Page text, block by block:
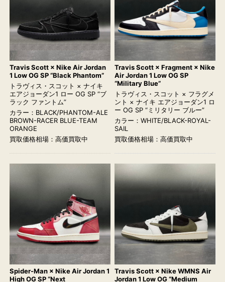
Travis Scott × Nike Air Jordan
1 Low OG SP “Black Phantom”
トラヴィス・スコット × ナイキ
エアジョーダン1 ロー OG SP “ブ
ラック ファントム”
カラー：BLACK/PHANTOM-ALE
BROWN-RACER BLUE-TEAM
ORANGE
買取価格相場：高価買取中
Travis Scott × Fragment × Nike
Air Jordan 1 Low OG SP
“Military Blue”
トラヴィス・スコット × フラグメ
ント × ナイキ エアジョーダン1 ロ
ー OG SP “ミリタリー ブルー”
カラー：WHITE/BLACK-ROYAL-
SAIL
買取価格相場：高価買取中
Spider-Man × Nike Air Jordan 1
High OG SP “Next
Travis Scott × Nike WMNS Air
Jordan 1 Low OG “Medium